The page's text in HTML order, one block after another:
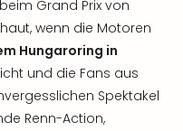
Grand Prix von
wenn die Motoren
Hungaroring in
und die Fans aus
Spektakel
Renn-Action,